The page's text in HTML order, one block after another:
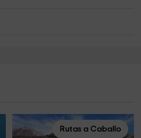
Rutas a Caballo